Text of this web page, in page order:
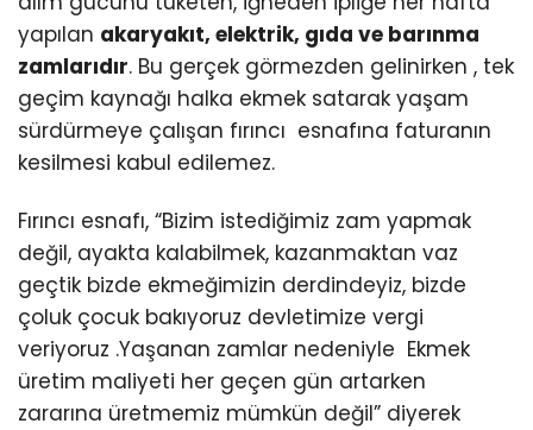
yapılan akaryakıt, elektrik, gıda ve barınma
zamlarıdır. Bu gerçek görmezden gelinirken , tek
geçim kaynağı halka ekmek satarak yaşam
sürdürmeye çalışan fırıncı esnafına faturanın
kesilmesi kabul edilemez.
Fırıncı esnafı, “Bizim istediğimiz zam yapmak
değil, ayakta kalabilmek, kazanmaktan vaz
geçtik bizde ekmeğimizin derdindeyiz, bizde
çoluk çocuk bakıyoruz devletimize vergi
veriyoruz .Yaşanan zamlar nedeniyle Ekmek
üretim maliyeti her geçen gün artarken
zararına üretmemiz mümkün değil” diyerek